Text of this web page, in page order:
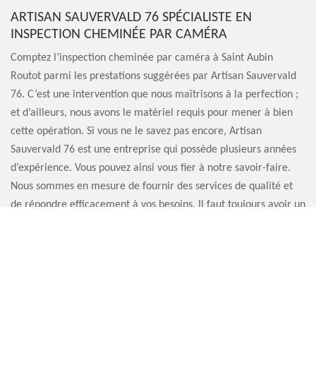
ARTISAN SAUVERVALD 76 SPÉCIALISTE EN
INSPECTION CHEMINÉE PAR CAMÉRA
Comptez l’inspection cheminée par caméra à Saint Aubin
Routot parmi les prestations suggérées par Artisan Sauvervald
76. C’est une intervention que nous maîtrisons à la perfection ;
et d’ailleurs, nous avons le matériel requis pour mener à bien
cette opération. Si vous ne le savez pas encore, Artisan
Sauvervald 76 est une entreprise qui possède plusieurs années
d’expérience. Vous pouvez ainsi vous fier à notre savoir-faire.
Nous sommes en mesure de fournir des services de qualité et
de répondre efficacement à vos besoins. Il faut toujours avoir un